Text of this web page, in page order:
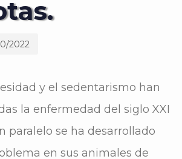
2022
y el sedentarismo han
la enfermedad del siglo XXI
paralelo se ha desarrollado
en sus animales de